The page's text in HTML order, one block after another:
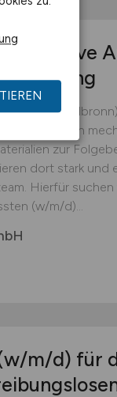
operative
die Batterien
zur
dort stark und
Hierfür suchen
(w/m/d)...
m/d) für